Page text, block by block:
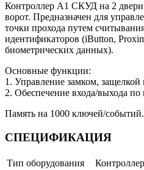
Контроллер A1 СКУД на 2
ворот. Предназначен для
точки прохода путем
идентификаторов (iButton,
биометрических данных).
Основные функции:
1. Управление замком,
2. Обеспечение входа/выхода
Память на 1000 ключей/событий.
СПЕЦИФИКАЦИЯ
Тип оборудования